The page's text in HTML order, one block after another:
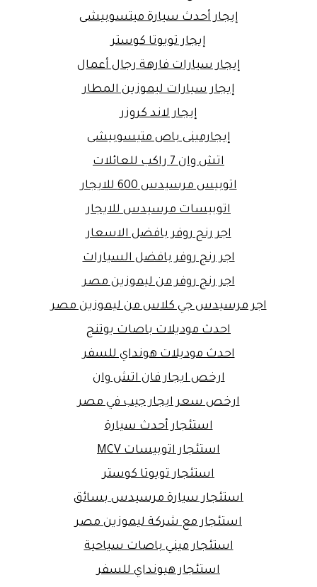
إيجار أحدث سيارة ميتسوبيشى
إيجار تويوتا كوستر
إيجار سيارات فارهة رجال أعمال
إيجار سيارات ليموزين المطار
إيجار لاند كروزر
إيجارمينى باص متيسوبيشى
اتش وان 7 راكب للعائلات
اتوبيس مرسيدس 600 للايجار
اتوبيسات مرسيدس للايجار
اجر رنج روفر بافضل الاسعار
اجر رنج روفر بافضل السيارات
اجر رنج روفر من ليموزين مصر
اجر مرسيدس جي كلاس من ليموزين مصر
احدث موديلات باصات يوتنج
احدث موديلات هونداي للسفر
ارخص ايجار فان اتش وان
ارخص سعر ايجار جيب في مصر
استئجار أحدث سيارة
استئجار اتوبيسات MCV
استئجار تويوتا كوستر
استئجار سيارة مرسيدس بسائق
استئجار مع شركة ليموزين مصر
استئجار ميني باصات سياحية
استئجار هيونداي للسفر